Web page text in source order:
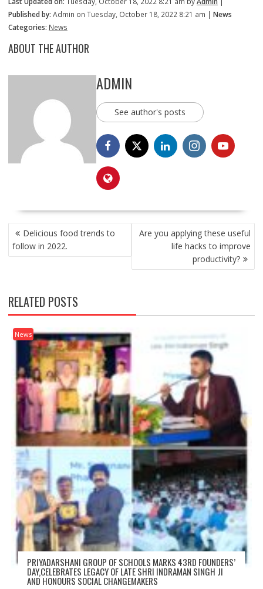
Published by: Admin on Tuesday, October 18, 2022 8:21 am | News
Categories: News
ABOUT THE AUTHOR
ADMIN
See author's posts
POST
NAVIGATION
Delicious food trends to
follow in 2022.
Are you applying these useful
life hacks to improve
productivity?
RELATED POSTS
News
PRIYADARSHANI GROUP OF SCHOOLS MARKS 43RD FOUNDERS’
DAY,CELEBRATES LEGACY OF LATE SHRI INDRAMAN SINGH JI
AND HONOURS SOCIAL CHANGEMAKERS